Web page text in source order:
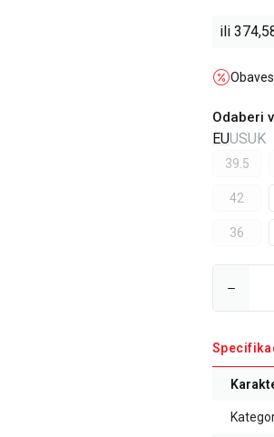
ili
Odaberi
EUUSUK
39.5
42
36